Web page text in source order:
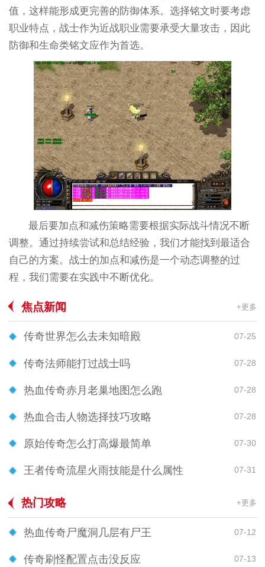
值，这样能形成更完善的防御体系。选择铭文时要考虑
职业特点，战士作为近战职业需要承受大量攻击，因此
防御和生命类铭文应作为首选。
最后要加点和减伤策略需要根据实际战斗情况不断
调整。通过持续尝试和总结经验，我们才能找到最适合
自己的方案。战士的加点和减伤是一个动态调整的过
程，我们需要在实践中不断优化。
焦点新闻 +更多
传奇世界怎么去未知暗殿 07-25
传奇法师能打过战士吗 07-28
热血传奇赤月老巢地图怎么跑 07-28
热血合击人物选择技巧攻略 07-28
原始传奇怎么打高爆最简单 07-30
王者传奇流星火雨技能是什么属性 07-31
热门攻略 +更多
热血传奇尸魔洞几层有尸王 07-12
传奇刷怪配置点击没反应 07-13